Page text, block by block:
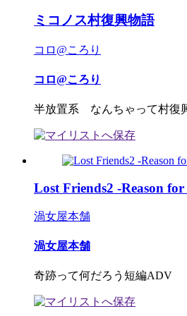
ミコノス村復興物語
コロ@ころり
コロ@ころり
半放置系 なんちゃって村復
Lost Friends2 -Reason for
渦女屋本舗
渦女屋本舗
奇跡って何だろう短編ADV